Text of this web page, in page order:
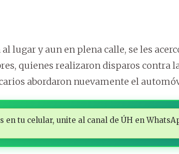
lugar y aun en plena calle, se les
quienes realizaron disparos contra
abordaron nuevamente el
en tu celular, unite al canal de ÚH en